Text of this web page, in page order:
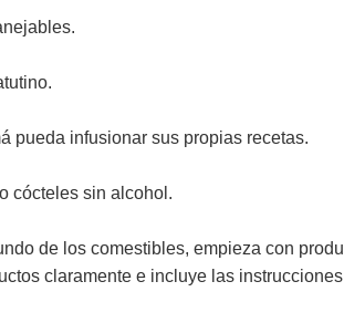
pueda infusionar sus propias recetas.
cócteles sin alcohol.
de los comestibles, empieza con
claramente e incluye las